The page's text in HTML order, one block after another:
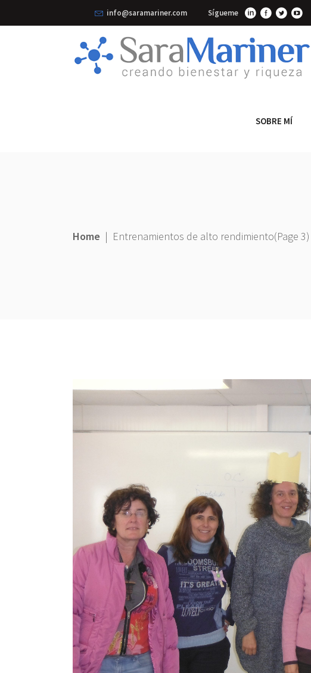
info@saramariner.com Sígueme
SOBRE MÍ
Home | Entrenamientos de alto rendimiento(Page 3)